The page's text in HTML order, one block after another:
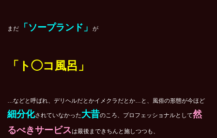
まだ 「ソープランド」 が
「ト◯コ風呂」
…などと呼ばれ、デリヘルだとかイメクラだとか…と、風俗の形態が今ほど
細分化されていなかった大昔のころ、プロフェッショナルとして然
るべきサービスは最後まできちんと施しつつも、